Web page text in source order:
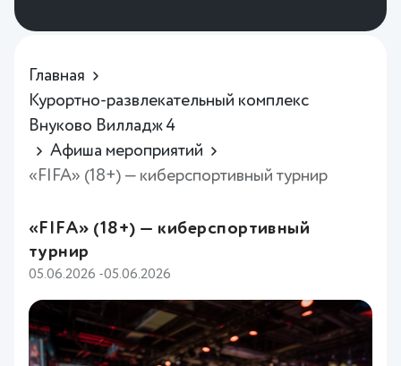
Главная
Курортно-развлекательный комплекс
Внуково Вилладж 4
Афиша мероприятий
«FIFA» (18+) — киберспортивный турнир
«FIFA» (18+) — киберспортивный
турнир
05.06.2026 -05.06.2026